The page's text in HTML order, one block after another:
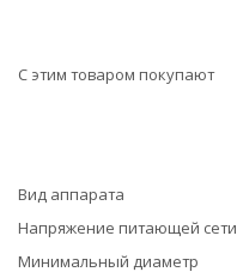
С этим товаром покупают
Вид аппарата
Напряжение питающей сети
Минимальный диаметр